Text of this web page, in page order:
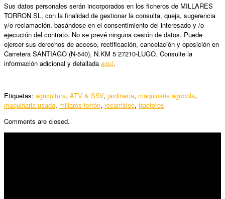
Sus datos personales serán incorporados en los ficheros de MILLARES
TORRON SL, con la finalidad de gestionar la consulta, queja, sugerencia
y/o reclamación, basándose en el consentimiento del interesado y /o
ejecución del contrato. No se prevé ninguna cesión de datos. Puede
ejercer sus derechos de acceso, rectificación, cancelación y oposición en
Carretera SANTIAGO (N-540), N.KM 5 27210-LUGO. Consulte la
información adicional y detallada aquí.
Etiquetas: agricultura, ATV & SSV, jardinería, maquinaria agrícola,
maquinaria usada, millares torrón, recambios, tractores
Comments are closed.